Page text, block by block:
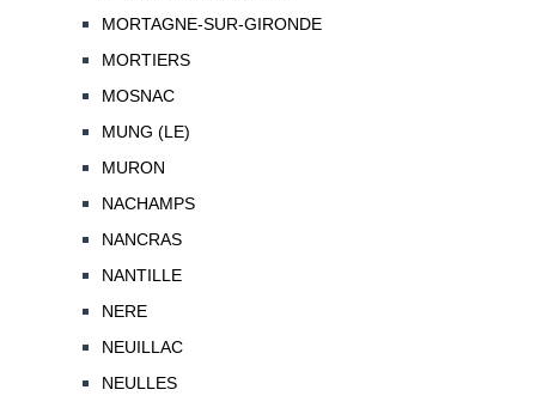
MORTAGNE-SUR-GIRONDE
MORTIERS
MOSNAC
MUNG (LE)
MURON
NACHAMPS
NANCRAS
NANTILLE
NERE
NEUILLAC
NEULLES